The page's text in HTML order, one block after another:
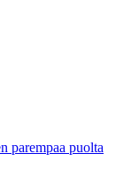
parempaa puolta